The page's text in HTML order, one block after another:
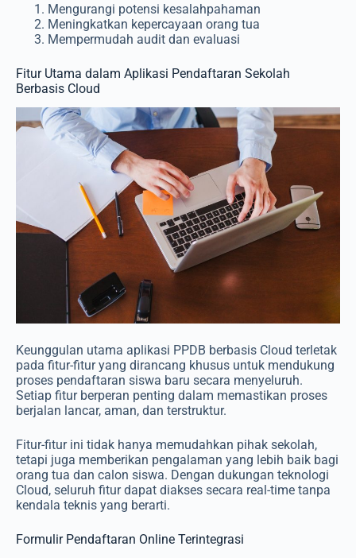
Mengurangi potensi kesalahpahaman
Meningkatkan kepercayaan orang tua
Mempermudah audit dan evaluasi
Fitur Utama dalam Aplikasi Pendaftaran Sekolah
Berbasis Cloud
Keunggulan utama aplikasi PPDB berbasis Cloud terletak
pada fitur-fitur yang dirancang khusus untuk mendukung
proses pendaftaran siswa baru secara menyeluruh.
Setiap fitur berperan penting dalam memastikan proses
berjalan lancar, aman, dan terstruktur.
Fitur-fitur ini tidak hanya memudahkan pihak sekolah,
tetapi juga memberikan pengalaman yang lebih baik bagi
orang tua dan calon siswa. Dengan dukungan teknologi
Cloud, seluruh fitur dapat diakses secara real-time tanpa
kendala teknis yang berarti.
Formulir Pendaftaran Online Terintegrasi